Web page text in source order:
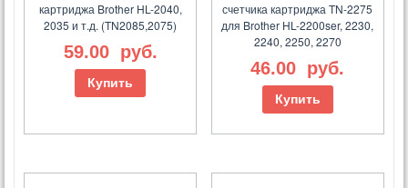
картриджа Brother HL-2040,
2035 и т.д. (TN2085,2075)
59.00 руб.
Купить
счетчика картриджа TN-2275
для Brother HL-2200ser, 2230,
2240, 2250, 2270
46.00 руб.
Купить